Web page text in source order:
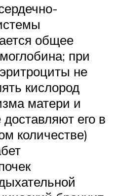
общее
при
не
кислород
матери и
его в
количестве)